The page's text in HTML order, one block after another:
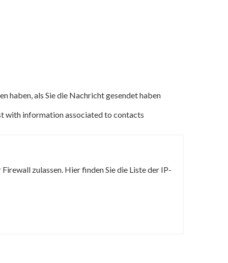
haben, als Sie die Nachricht gesendet haben
with information associated to contacts
zulassen. Hier finden Sie die Liste der IP-